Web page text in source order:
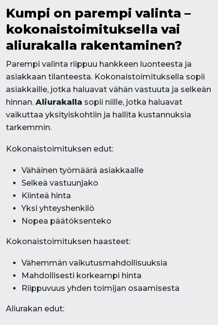
Kumpi on parempi valinta –
kokonaistoimituksella vai
aliurakalla rakentaminen?
Parempi valinta riippuu hankkeen luonteesta ja
asiakkaan tilanteesta. Kokonaistoimituksella sopii
asiakkaille, jotka haluavat vähän vastuuta ja selkeän
hinnan. Aliurakalla sopii niille, jotka haluavat
vaikuttaa yksityiskohtiin ja hallita kustannuksia
tarkemmin.
Kokonaistoimituksen edut:
Vähäinen työmäärä asiakkaalle
Selkeä vastuunjako
Kiinteä hinta
Yksi yhteyshenkilö
Nopea päätöksenteko
Kokonaistoimituksen haasteet:
Vähemmän vaikutusmahdollisuuksia
Mahdollisesti korkeampi hinta
Riippuvuus yhden toimijan osaamisesta
Aliurakan edut: